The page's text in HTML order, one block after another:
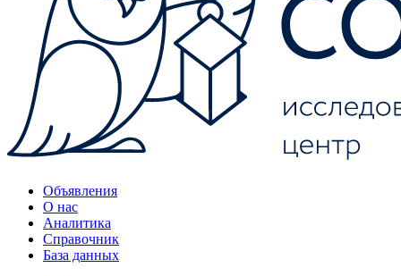
Объявления
О нас
Аналитика
Справочник
База данных